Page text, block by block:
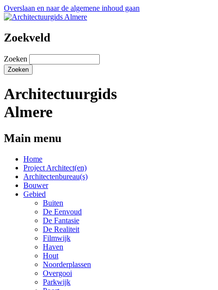
Overslaan en naar de algemene inhoud gaan
Zoekveld
Zoeken
Architectuurgids
Almere
Main menu
Home
Project Architect(en)
Architectenbureau(s)
Bouwer
Gebied
Buiten
De Eenvoud
De Fantasie
De Realiteit
Filmwijk
Haven
Hout
Noorderplassen
Overgooi
Parkwijk